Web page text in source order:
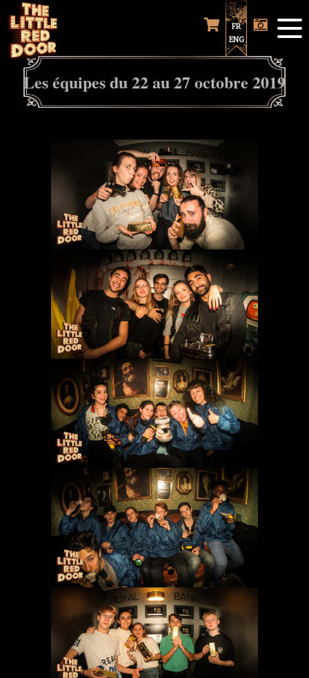
FR
ENG
Les équipes du 22 au 27 octobre 2019